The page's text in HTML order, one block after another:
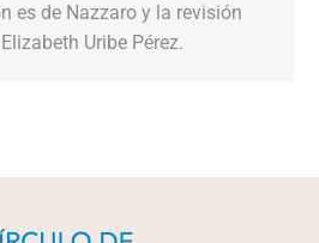
es de Nazzaro y la revisión
Uribe Pérez.